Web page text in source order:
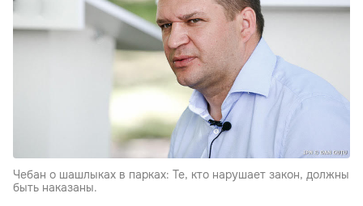
Чебан о шашлыках в парках: Те, кто нарушает закон, должны
быть наказаны.